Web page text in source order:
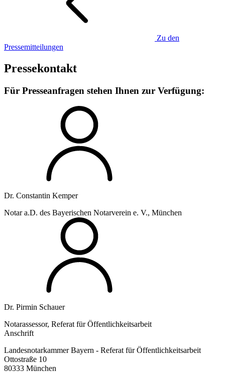
Zu den
Pressemitteilungen
Pressekontakt
Für Presseanfragen stehen Ihnen zur Verfügung:
Dr. Constantin Kemper
Notar a.D. des Bayerischen Notarverein e. V., München
Dr. Pirmin Schauer
Notarassessor, Referat für Öffentlichkeitsarbeit
Anschrift
Landesnotarkammer Bayern - Referat für Öffentlichkeitsarbeit
Ottostraße 10
80333 München